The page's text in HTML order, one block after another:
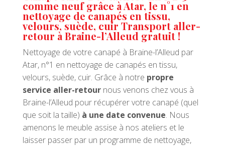
comme neuf grâce à Atar, le n°1 en
nettoyage de canapés en tissu,
velours, suède, cuir Transport aller-
retour à Braine-l’Alleud gratuit !
Nettoyage de votre canapé à Braine-l’Alleud par
Atar, n°1 en nettoyage de canapés en tissu,
velours, suède, cuir. Grâce à notre propre
service aller-retournous venons chez vous à
Braine-l’Alleud pour récupérer votre canapé (quel
que soit la taille) à une date convenue. Nous
amenons le meuble assise à nos ateliers et le
laisser passer par un programme de nettoyage,